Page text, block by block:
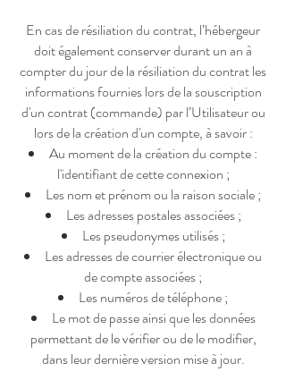
En cas de résiliation du contrat, l’hébergeur
doit également conserver durant un an à
compter du jour de la résiliation du contrat les
informations fournies lors de la souscription
d'un contrat (commande) par l’Utilisateur ou
lors de la création d'un compte, à savoir :
Au moment de la création du compte :
l'identifiant de cette connexion ;
Les nom et prénom ou la raison sociale ;
Les adresses postales associées ;
Les pseudonymes utilisés ;
Les adresses de courrier électronique ou
de compte associées ;
Les numéros de téléphone ;
Le mot de passe ainsi que les données
permettant de le vérifier ou de le modifier,
dans leur dernière version mise à jour.